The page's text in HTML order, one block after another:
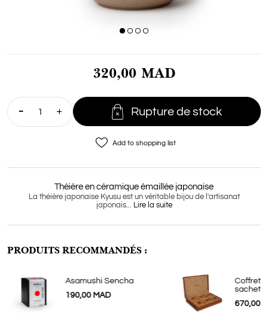
Théière en céramique émaillée japonaise
La théière japonaise Kyusu est un véritable bijou de l'artisanat
japonais... Lire la suite
320,00 MAD
 Rupture de stock
favorite_border Add to shopping list
PRODUITS RECOMMANDÉS :
Asamushi Sencha
190,00 MAD
Coffret
sachets
670,00